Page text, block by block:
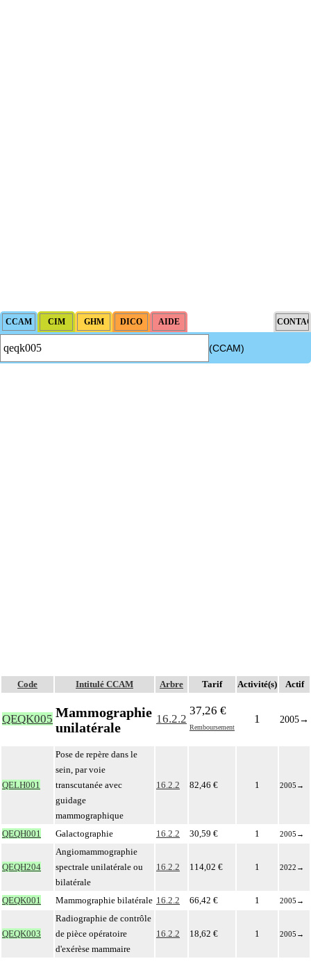
(CCAM)
Code Intitulé CCAM Arbre Tarif Activité(s) Actif
QEQK005 Mammographie
unilatérale
16.2.2
37,26 €
Remboursement
1 2005→
QELH001
Pose de repère dans le
sein, par voie
transcutanée avec
guidage
mammographique
16.2.2 82,46 € 1 2005 →
QEQH001 Galactographie 16.2.2 30,59 € 1 2005 →
QEQH204
Angiomammographie
spectrale unilatérale ou
bilatérale
16.2.2 114,02 € 1 2022 →
QEQK001 Mammographie bilatérale 16.2.2 66,42 € 1 2005 →
QEQK003
Radiographie de contrôle
de pièce opératoire
d'exérèse mammaire
16.2.2 18,62 € 1 2005 →